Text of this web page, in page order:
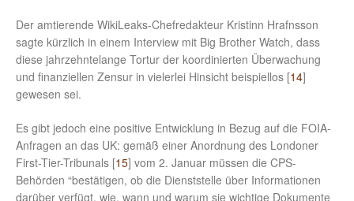
Der amtierende WikiLeaks-Chefredakteur Kristinn Hrafnsson
sagte kürzlich in einem Interview mit Big Brother Watch, dass
diese jahrzehntelange Tortur der koordinierten Überwachung
und finanziellen Zensur in vielerlei Hinsicht beispiellos [14]
gewesen sei.
Es gibt jedoch eine positive Entwicklung in Bezug auf die FOIA-
Anfragen an das UK: gemäß einer Anordnung des Londoner
First-Tier-Tribunals [15] vom 2. Januar müssen die CPS-
Behörden “bestätigen, ob die Dienststelle über Informationen
darüber verfügt, wie, wann und warum sie wichtige Dokumente